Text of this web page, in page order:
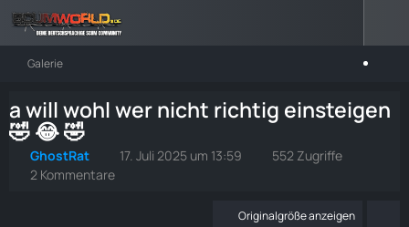
Galerie
a will wohl wer nicht richtig einsteigen
🤣 😂 🤣
GhostRat 17. Juli 2025 um 13:59
552 Zugriffe
2 Kommentare
Originalgröße anzeigen